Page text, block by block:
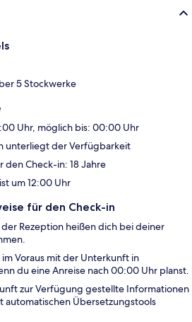
5 Stockwerke
Uhr, möglich bis: 00:00 Uhr
unterliegt der Verfügbarkeit
den Check-in: 18 Jahre
um 12:00 Uhr
für den Check-in
Rezeption heißen dich bei deiner
Voraus mit der Unterkunft in
du eine Anreise nach 00:00 Uhr planst.
zur Verfügung gestellte Informationen
automatischen Übersetzungstools